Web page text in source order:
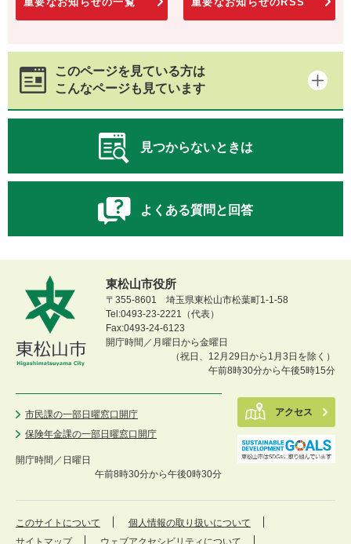
このページを見ている方は
こんなページも見ています
見つからないときは
よくある質問と回答
東松山市役所
〒355-8601 埼玉県東松山市松葉町1-1-58
Tel:0493-23-2221（代表）
Fax:0493-24-6123
開庁時間／月曜日から金曜日
（祝日、12月29日から1月3日を除く）
午前8時30分から午後5時15分
市民課の一部日曜窓口開庁
保険年金課の一部日曜窓口開庁
開庁時間／ 日曜日
午前8時30分から午後0時30分
アクセス
このサイトについて
個人情報の取り扱いについて
サイトマップ
ウェブアクセシビリティについて